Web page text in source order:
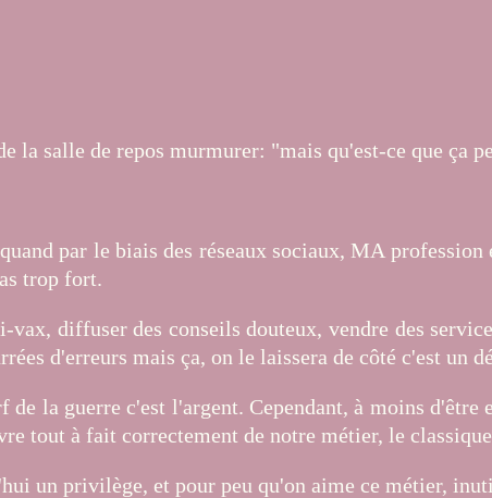
la salle de repos murmurer: "mais qu'est-ce que
par le biais des réseaux sociaux, MA
trop fort.
vax, diffuser des conseils douteux, vendre des
d'erreurs mais ça, on le laissera de côté c'est
de la guerre c'est l'argent. Cependant, à moins
tout à fait correctement de notre métier, le
un privilège, et pour peu qu'on aime ce métier,